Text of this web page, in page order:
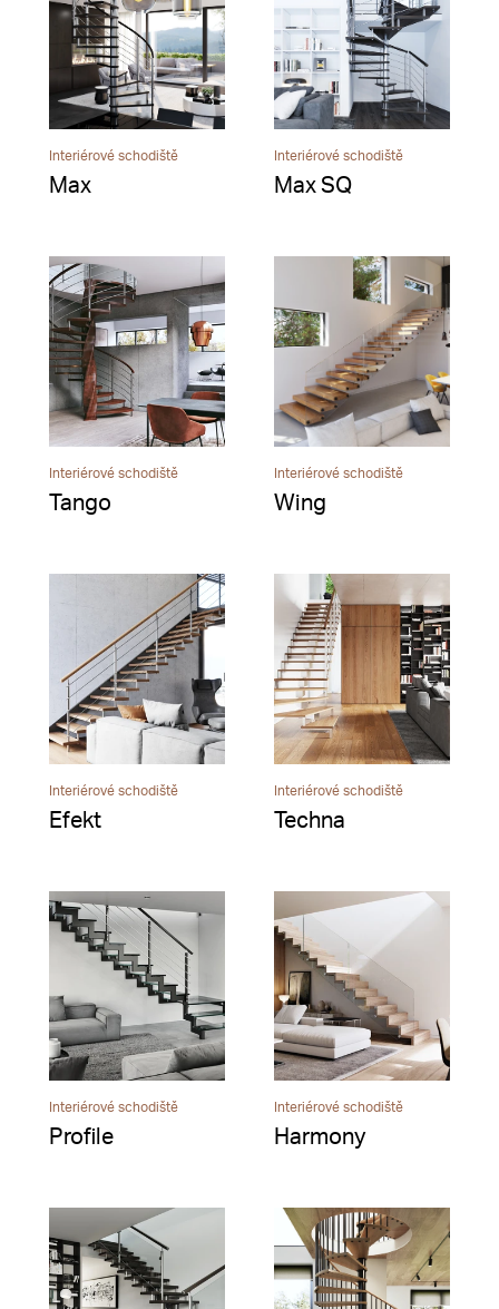
Interiérové schodiště
Max
Interiérové schodiště
Max SQ
Interiérové schodiště
Tango
Interiérové schodiště
Wing
Interiérové schodiště
Efekt
Interiérové schodiště
Techna
Interiérové schodiště
Profile
Interiérové schodiště
Harmony